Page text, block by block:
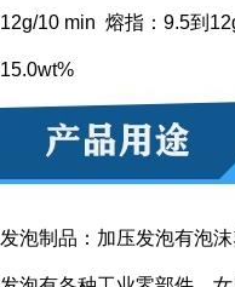
12g/10 min 熔指：9.5到
15.0wt%
发泡制品：加压发泡有泡